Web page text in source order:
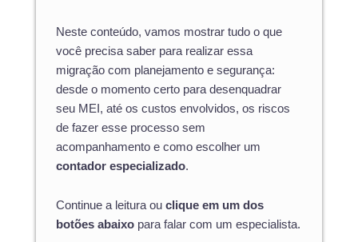
Neste conteúdo, vamos mostrar tudo o que
você precisa saber para realizar essa
migração com planejamento e segurança:
desde o momento certo para desenquadrar
seu MEI, até os custos envolvidos, os riscos
de fazer esse processo sem
acompanhamento e como escolher um
contador especializado.
Continue a leitura ou clique em um dos
botões abaixo para falar com um especialista.